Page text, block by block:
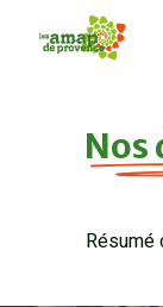
Nos
Résumé